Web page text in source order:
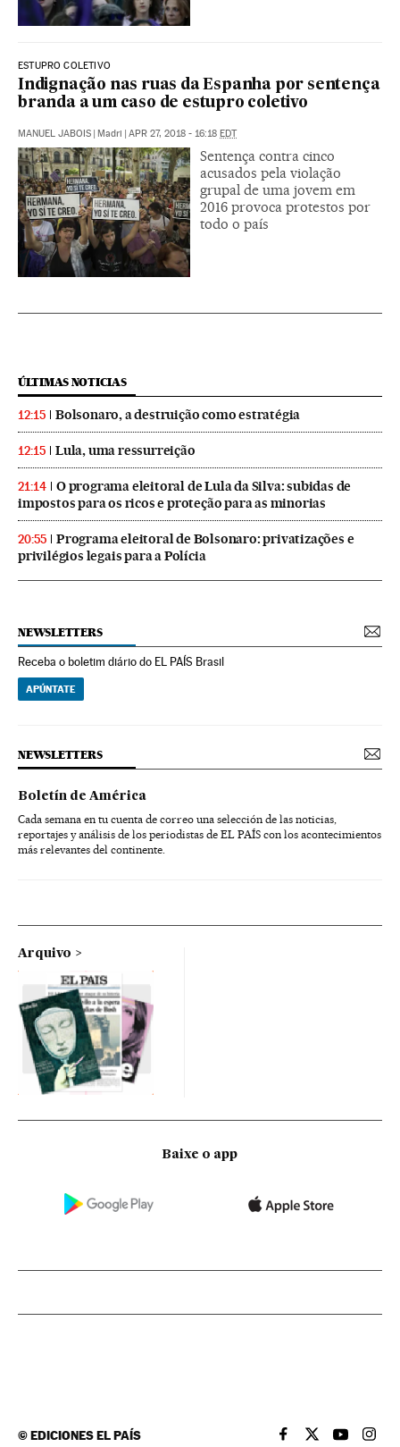
ESTUPRO COLETIVO
Indignação nas ruas da Espanha por sentença
branda a um caso de estupro coletivo
MANUEL JABOIS Madri APR 27, 2018 - 16:18 EDT
Sentença contra cinco
acusados pela violação
grupal de uma jovem em
2016 provoca protestos por
todo o país
ÚLTIMAS NOTICIAS
12:15 Bolsonaro, a destruição como estratégia
12:15 Lula, uma ressurreição
21:14
O programa eleitoral de Lula da Silva: subidas de
impostos para os ricos e proteção para as minorias
20:55
Programa eleitoral de Bolsonaro: privatizações e
privilégios legais para a Polícia
NEWSLETTERS
Receba o boletim diário do EL PAÍS Brasil
APÚNTATE
NEWSLETTERS
Boletín de América
Cada semana en tu cuenta de correo una selección de las noticias,
reportajes y análisis de los periodistas de EL PAÍS con los acontecimientos
más relevantes del continente.
Arquivo
Baixe o app
©EDICIONES EL PAÍS EL PAÍS BRASIL EN
EL PAÍSEL PAÍS
EL